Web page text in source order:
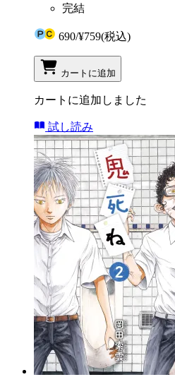
完結
690/¥759(税込)
カートに追加
カートに追加しました
試し読み